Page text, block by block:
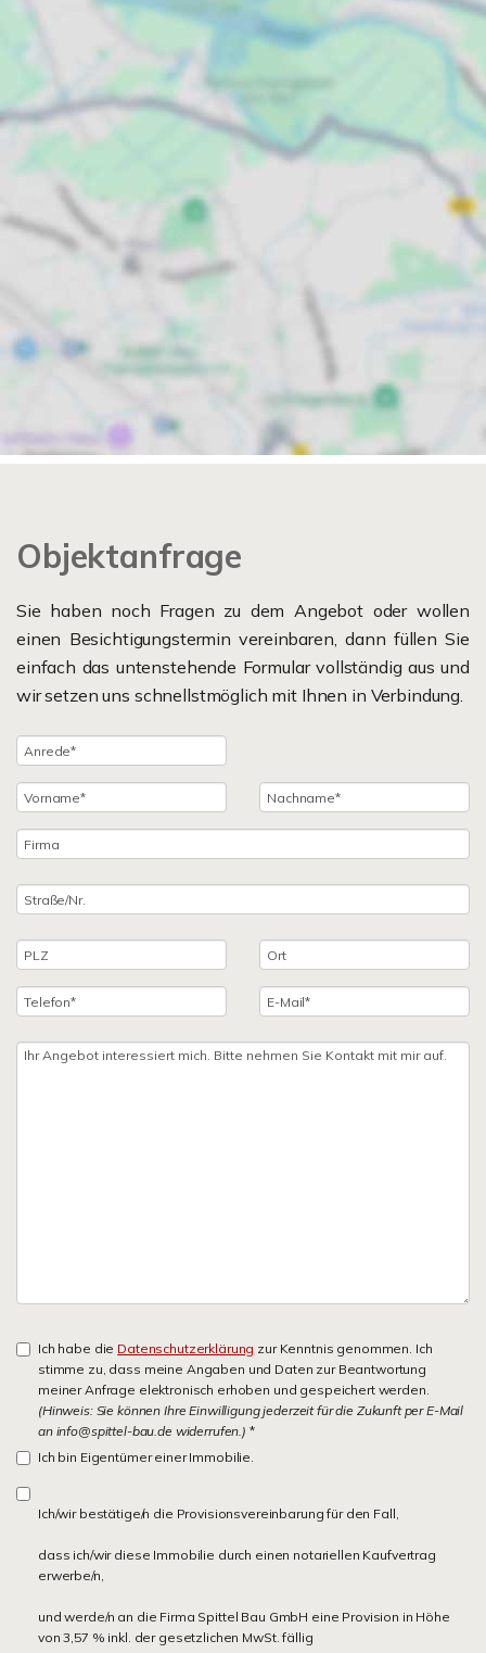
Objektanfrage
Sie haben noch Fragen zu dem Angebot oder wollen
einen Besichtigungstermin vereinbaren, dann füllen Sie
einfach das untenstehende Formular vollständig aus und
wir setzen uns schnellstmöglich mit Ihnen in Verbindung.
Ich habe die Datenschutzerklärung zur Kenntnis genommen. Ich
stimme zu, dass meine Angaben und Daten zur Beantwortung
meiner Anfrage elektronisch erhoben und gespeichert werden.
(Hinweis: Sie können Ihre Einwilligung jederzeit für die Zukunft per E-Mail
an info@spittel-bau.de widerrufen.) *
Ich bin Eigentümer einer Immobilie.
Ich/wir bestätige/n die Provisionsvereinbarung für den Fall,
dass ich/wir diese Immobilie durch einen notariellen Kaufvertrag
erwerbe/n,
und werde/n an die Firma Spittel Bau GmbH eine Provision in Höhe
von 3,57 % inkl. der gesetzlichen MwSt. fällig